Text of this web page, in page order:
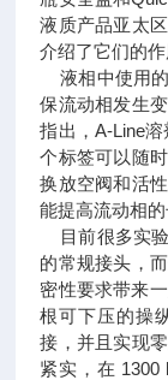
液质产品亚太
介绍了它们的作
液相中使用的
保流动相发生
指出，A-Line
个标签可以随
换放空阀和活
能提高流动相
目前很多实验
的常规接头，
密性要求带来
根可下压的操
接，并且实现
紧实，在 1300